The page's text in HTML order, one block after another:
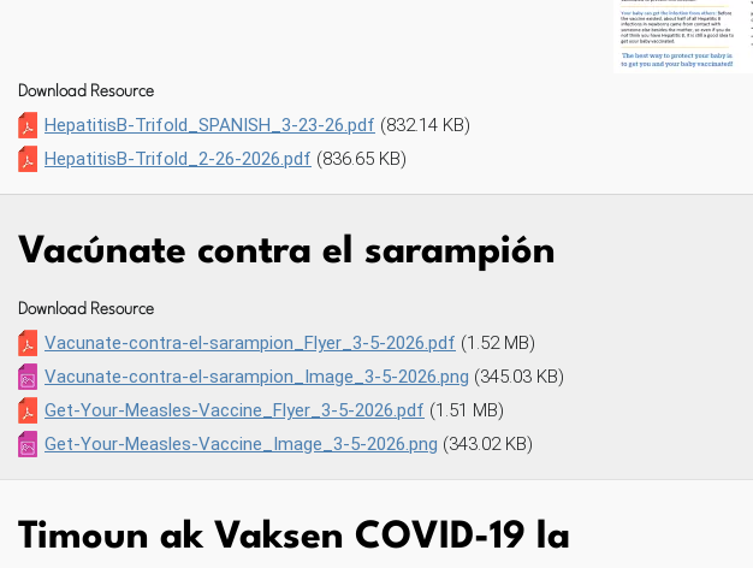
Download Resource
HepatitisB-Trifold_SPANISH_3-23-26.pdf (832.14 KB)
HepatitisB-Trifold_2-26-2026.pdf (836.65 KB)
Vacúnate contra el sarampión
Download Resource
Vacunate-contra-el-sarampion_Flyer_3-5-2026.pdf (1.52 MB)
Vacunate-contra-el-sarampion_Image_3-5-2026.png (345.03 KB)
Get-Your-Measles-Vaccine_Flyer_3-5-2026.pdf (1.51 MB)
Get-Your-Measles-Vaccine_Image_3-5-2026.png (343.02 KB)
Timoun ak Vaksen COVID-19 la